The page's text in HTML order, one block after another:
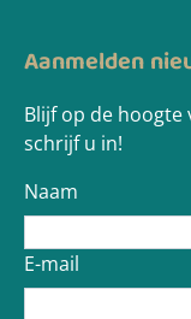
Aanmelden
Blijf op de hoogte
schrijf u in!
Naam
E-mail